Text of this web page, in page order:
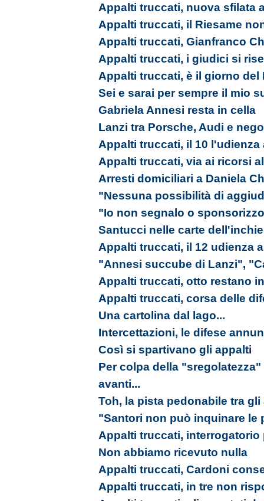
Appalti truccati, nuova sfilata
Appalti truccati, il Riesame
Appalti truccati, Gianfranco
Appalti truccati, i giudici si
Appalti truccati, è il giorno del
Sei e sarai per sempre il mio
Gabriela Annesi resta in cella
Lanzi tra Porsche, Audi e
Appalti truccati, il 10 l'udienza
Appalti truccati, via ai ricorsi
Arresti domiciliari a Daniela
"Nessuna possibilità di
"Io non segnalo o
Santucci nelle carte
Appalti truccati, il 12 udienza
"Annesi succube di Lanzi",
Appalti truccati, otto restano
Appalti truccati, corsa delle
Una cartolina dal lago...
Intercettazioni, le difese
Così si spartivano gli appalti
Per colpa della
avanti...
Toh, la pista pedonabile tra
"Santori non può inquinare le
Appalti truccati, interrogatorio
Non abbiamo ricevuto nulla
Appalti truccati, Cardoni
Appalti truccati, in tre non